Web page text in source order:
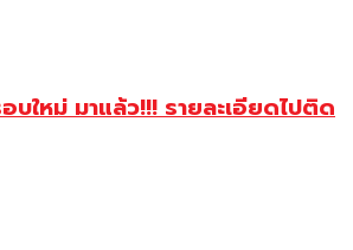
บใหม่ มาแล้ว!!! รายละเอียดไปติด